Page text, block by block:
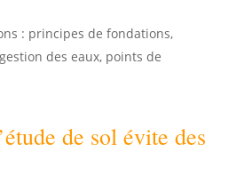
: principes de fondations,
des eaux, points de
de sol évite des